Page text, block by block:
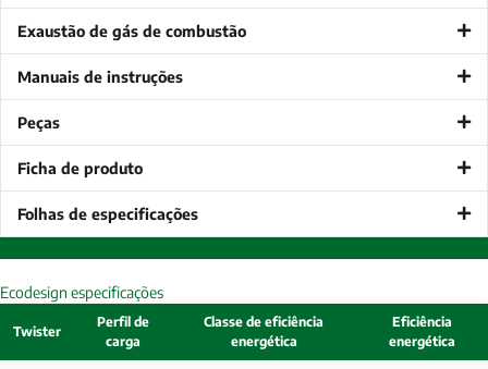
Exaustão de gás de combustão
Manuais de instruções
Peças
Ficha de produto
Folhas de especificações
Ecodesign especificações
Twister
Perfil de
carga
Classe de eficiência
energética
Eficiência
energética